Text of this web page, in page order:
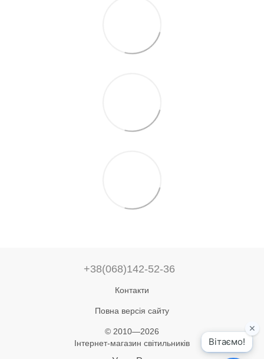
+38(068)142-52-36
Контакти
Повна версія сайту
© 2010—2026
Інтернет-магазин світильників